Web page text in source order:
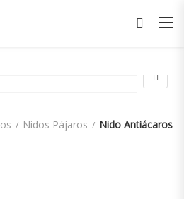
Nidos Pájaros Nido Antiácaros